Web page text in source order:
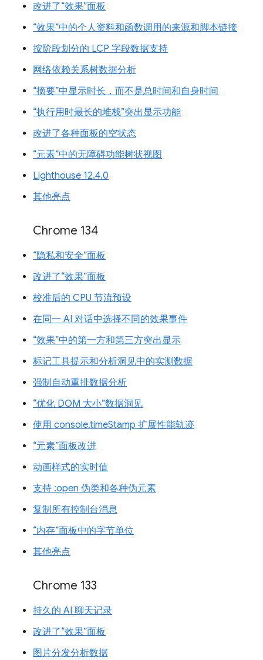
改进了“效果”面板
“效果”中的个人资料和函数调用的来源和脚本链接
按阶段划分的 LCP 字段数据支持
网络依赖关系树数据分析
“摘要”中显示时长，而不是总时间和自身时间
“执行用时最长的堆栈”突出显示功能
改进了各种面板的空状态
“元素”中的无障碍功能树状视图
Lighthouse 12.4.0
其他亮点
Chrome 134
“隐私和安全”面板
改进了“效果”面板
校准后的 CPU 节流预设
在同一 AI 对话中选择不同的效果事件
“效果”中的第一方和第三方突出显示
标记工具提示和分析洞见中的实测数据
强制自动重排数据分析
“优化 DOM 大小”数据洞见
使用 console.timeStamp 扩展性能轨迹
“元素”面板改进
动画样式的实时值
支持 :open 伪类和各种伪元素
复制所有控制台消息
“内存”面板中的字节单位
其他亮点
Chrome 133
持久的 AI 聊天记录
改进了“效果”面板
图片分发分析数据